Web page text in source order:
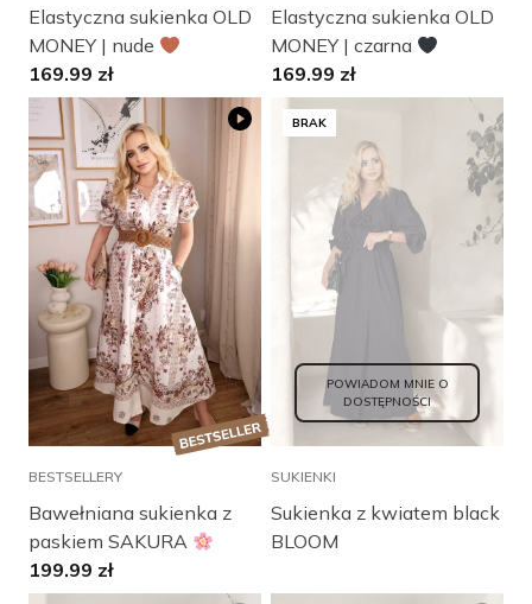
OBSERWUJ
MANTELLE
Elastyczna sukienka OLD
MONEY | nude
169.99 zł
Elastyczna sukienka OLD
MONEY | czarna
169.99 zł
BESTSELLERY
Bawełniana sukienka z
paskiem SAKURA
199.99 zł
POWIADOM MNIE O
DOSTĘPNOŚCI
BRAK
SUKIENKI
Sukienka z kwiatem black
BLOOM